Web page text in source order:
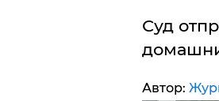
Суд
Автор: